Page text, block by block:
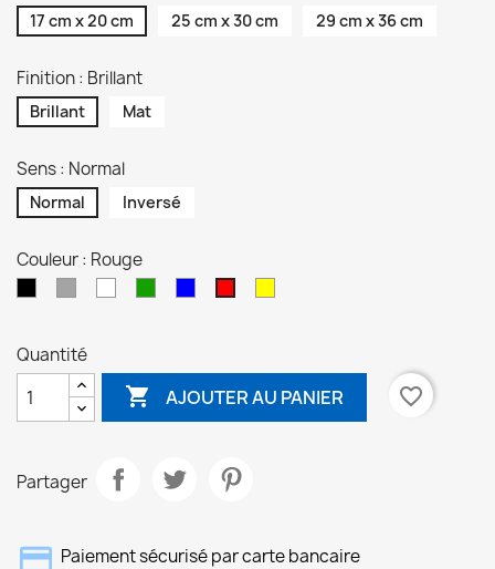
17 cm x 20 cm 25 cm x 30 cm 29 cm x 36 cm
Finition : Brillant
Brillant Mat
Sens : Normal
Normal Inversé
Couleur : Rouge
Quantité
 AJOUTER AU PANIER favorite_border
Partager
Paiement sécurisé par carte bancaire